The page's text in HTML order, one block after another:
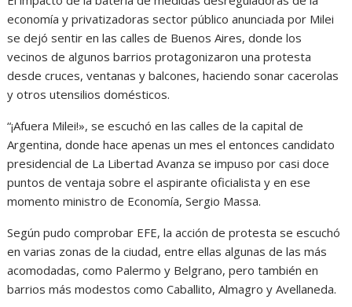
economía y privatizadoras sector público anunciada por Milei
se dejó sentir en las calles de Buenos Aires, donde los
vecinos de algunos barrios protagonizaron una protesta
desde cruces, ventanas y balcones, haciendo sonar cacerolas
y otros utensilios domésticos.
“¡Afuera Milei!», se escuchó en las calles de la capital de
Argentina, donde hace apenas un mes el entonces candidato
presidencial de La Libertad Avanza se impuso por casi doce
puntos de ventaja sobre el aspirante oficialista y en ese
momento ministro de Economía, Sergio Massa.
Según pudo comprobar EFE, la acción de protesta se escuchó
en varias zonas de la ciudad, entre ellas algunas de las más
acomodadas, como Palermo y Belgrano, pero también en
barrios más modestos como Caballito, Almagro y Avellaneda.